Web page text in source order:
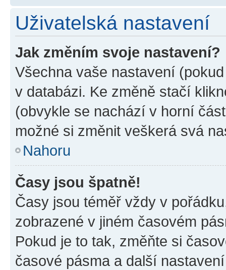
Uživatelská nastavení
Jak změním svoje nastavení?
Všechna vaše nastavení
v databázi. Ke změně stačí
(obvykle se nachází v horní
možné si změnit veškerá svá
Nahoru
Časy jsou špatně!
Časy jsou téměř vždy v
zobrazené v jiném časovém
Pokud je to tak, změňte si
časové pásma a další